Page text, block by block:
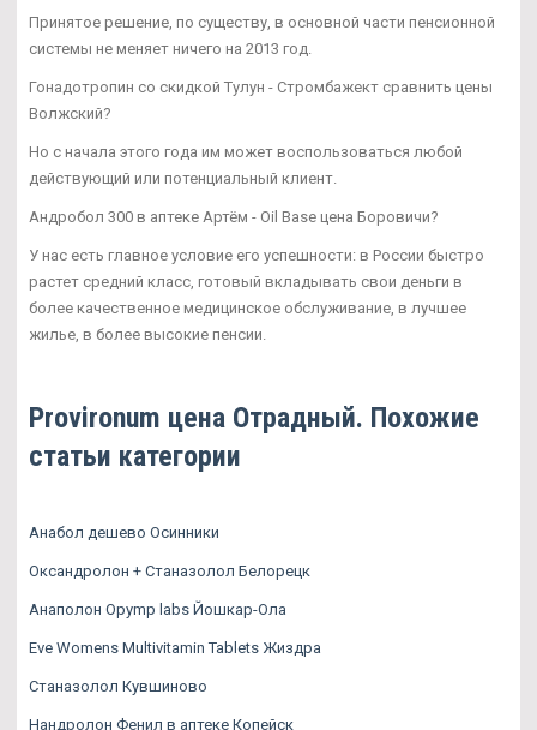
Принятое решение, по существу, в основной части пенсионной
системы не меняет ничего на 2013 год.
Гонадотропин со скидкой Тулун - Стромбажект сравнить цены
Волжский?
Но с начала этого года им может воспользоваться любой
действующий или потенциальный клиент.
Андробол 300 в аптеке Артём - Oil Base цена Боровичи?
У нас есть главное условие его успешности: в России быстро
растет средний класс, готовый вкладывать свои деньги в
более качественное медицинское обслуживание, в лучшее
жилье, в более высокие пенсии.
Provironum цена Отрадный. Похожие
статьи категории
Анабол дешево Осинники
Оксандролон + Станазолол Белорецк
Анаполон Opymp labs Йошкар-Ола
Eve Womens Multivitamin Tablets Жиздра
Станазолол Кувшиново
Нандролон Фенил в аптеке Копейск